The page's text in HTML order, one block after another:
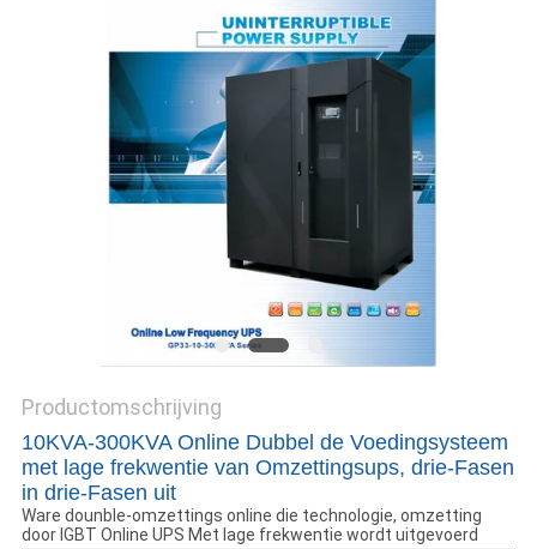
PRIVACYBELEID
Productomschrijving
10KVA-300KVA Online Dubbel de Voedingsysteem
met lage frekwentie van Omzettingsups, drie-Fasen
in drie-Fasen uit
Ware dounble-omzettings online die technologie, omzetting
door IGBT Online UPS Met lage frekwentie wordt uitgevoerd